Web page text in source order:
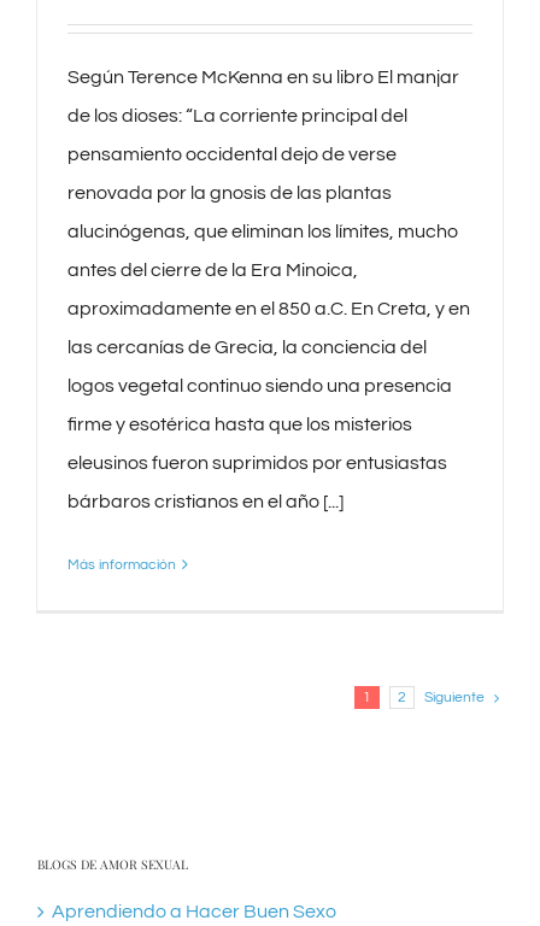
Según Terence McKenna en su libro El manjar
de los dioses: “La corriente principal del
pensamiento occidental dejo de verse
renovada por la gnosis de las plantas
alucinógenas, que eliminan los límites, mucho
antes del cierre de la Era Minoica,
aproximadamente en el 850 a.C. En Creta, y en
las cercanías de Grecia, la conciencia del
logos vegetal continuo siendo una presencia
firme y esotérica hasta que los misterios
eleusinos fueron suprimidos por entusiastas
bárbaros cristianos en el año [...]
Más información
1 2 Siguiente
BLOGS DE AMOR SEXUAL
Aprendiendo a Hacer Buen Sexo